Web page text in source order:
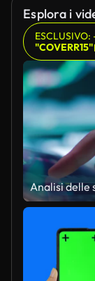
Esplora i
ESCLUSIVO:
"COVERR15"